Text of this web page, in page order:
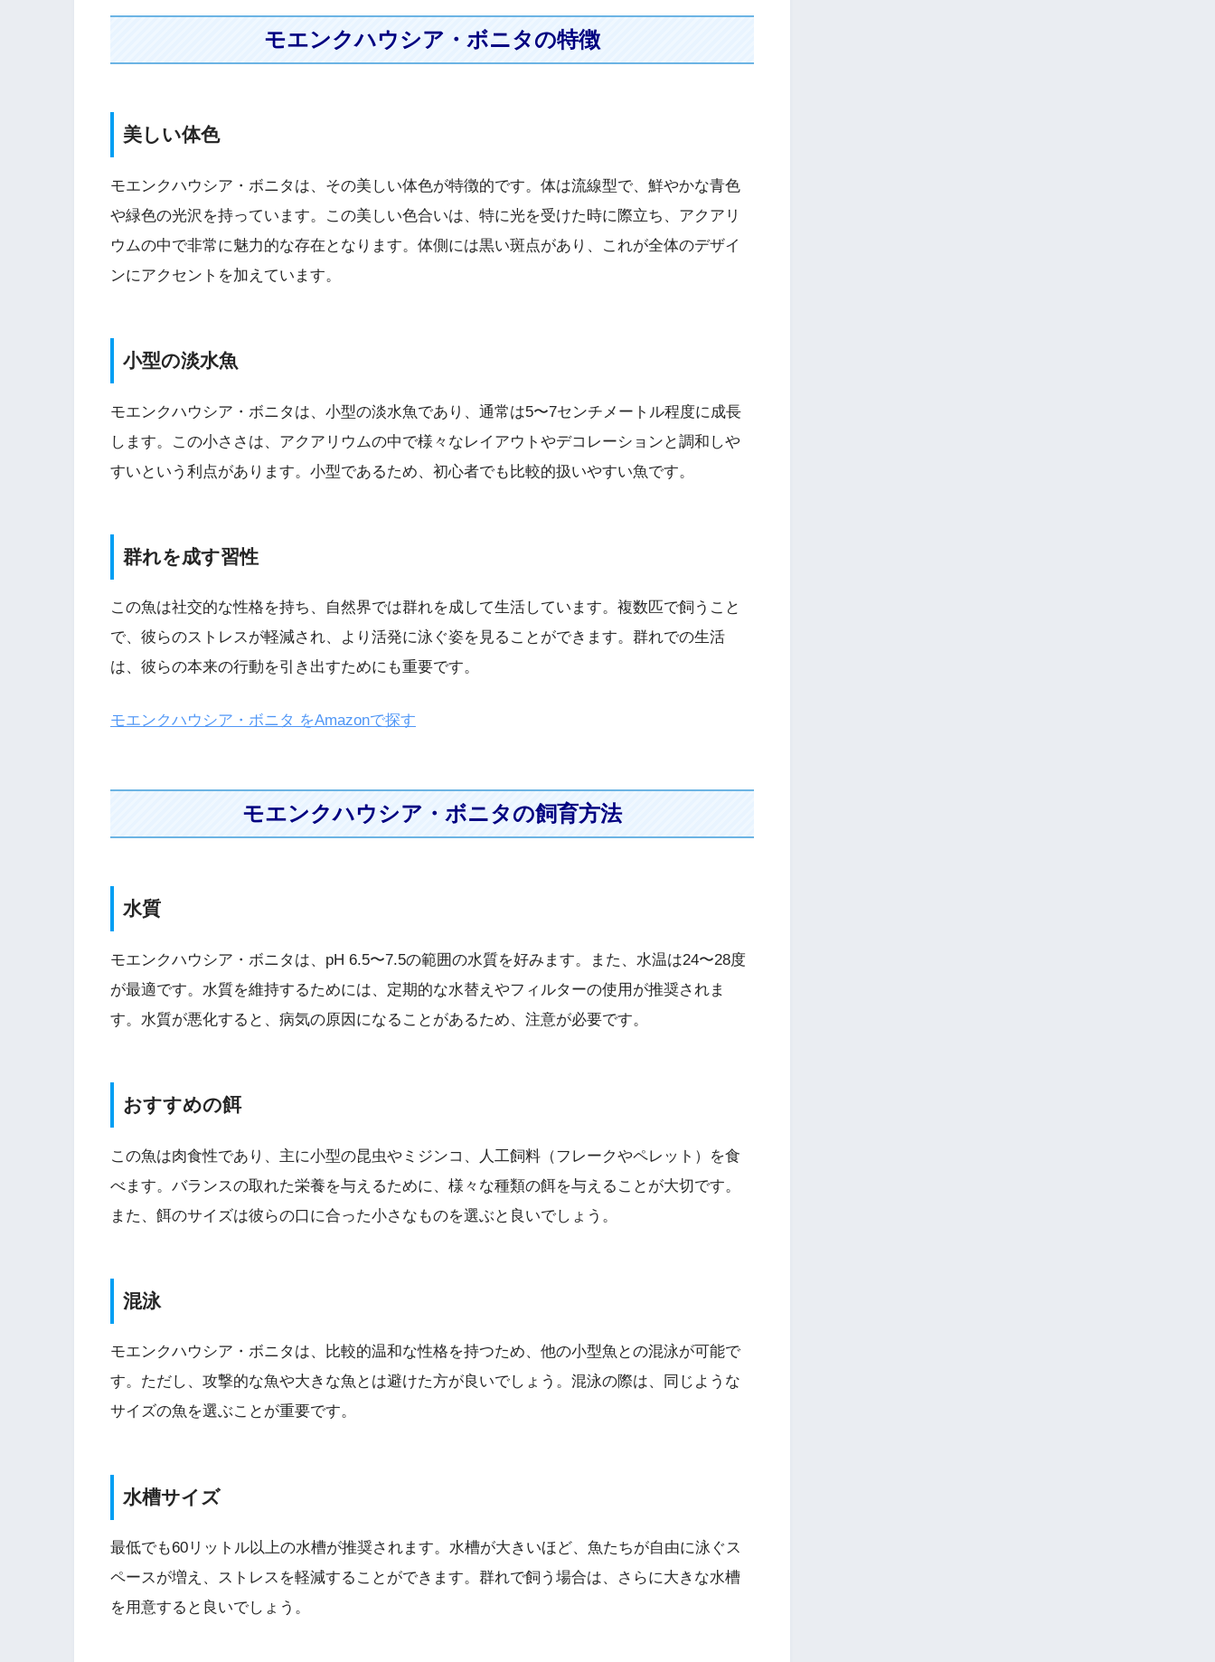
モエンクハウシア・ボニタの特徴
美しい体色
モエンクハウシア・ボニタは、その美しい体色が特徴的です。体は流線型で、鮮やかな青色
や緑色の光沢を持っています。この美しい色合いは、特に光を受けた時に際立ち、アクアリ
ウムの中で非常に魅力的な存在となります。体側には黒い斑点があり、これが全体のデザイ
ンにアクセントを加えています。
小型の淡水魚
モエンクハウシア・ボニタは、小型の淡水魚であり、通常は5〜7センチメートル程度に成長
します。この小ささは、アクアリウムの中で様々なレイアウトやデコレーションと調和しや
すいという利点があります。小型であるため、初心者でも比較的扱いやすい魚です。
群れを成す習性
この魚は社交的な性格を持ち、自然界では群れを成して生活しています。複数匹で飼うこと
で、彼らのストレスが軽減され、より活発に泳ぐ姿を見ることができます。群れでの生活
は、彼らの本来の行動を引き出すためにも重要です。
モエンクハウシア・ボニタ をAmazonで探す
モエンクハウシア・ボニタの飼育方法
水質
モエンクハウシア・ボニタは、pH 6.5〜7.5の範囲の水質を好みます。また、水温は24〜28度
が最適です。水質を維持するためには、定期的な水替えやフィルターの使用が推奨されま
す。水質が悪化すると、病気の原因になることがあるため、注意が必要です。
おすすめの餌
この魚は肉食性であり、主に小型の昆虫やミジンコ、人工飼料（フレークやペレット）を食
べます。バランスの取れた栄養を与えるために、様々な種類の餌を与えることが大切です。
また、餌のサイズは彼らの口に合った小さなものを選ぶと良いでしょう。
混泳
モエンクハウシア・ボニタは、比較的温和な性格を持つため、他の小型魚との混泳が可能で
す。ただし、攻撃的な魚や大きな魚とは避けた方が良いでしょう。混泳の際は、同じような
サイズの魚を選ぶことが重要です。
水槽サイズ
最低でも60リットル以上の水槽が推奨されます。水槽が大きいほど、魚たちが自由に泳ぐス
ペースが増え、ストレスを軽減することができます。群れで飼う場合は、さらに大きな水槽
を用意すると良いでしょう。